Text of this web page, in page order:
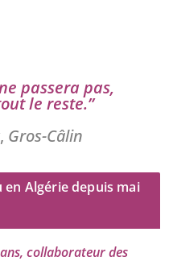
pas­se­ra pas,
le reste.”
Gros-Câlin
en Algérie depuis mai
ans, col­la­bo­ra­teur des